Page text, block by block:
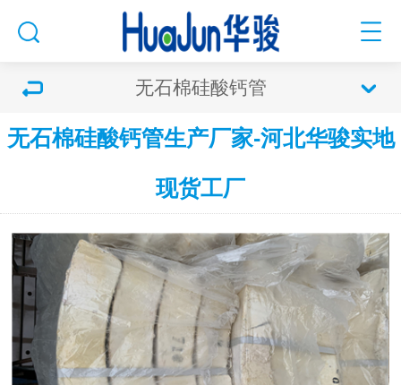
无石棉硅酸钙管
无石棉硅酸钙管生产厂家-河北华骏实地
现货工厂